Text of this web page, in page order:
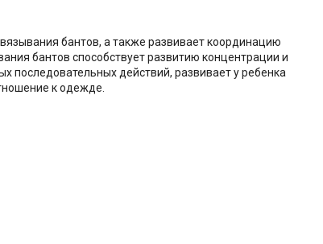
бантов, а также развивает координацию
бантов способствует развитию концентрации и
последовательных действий, развивает у ребенка
к одежде.